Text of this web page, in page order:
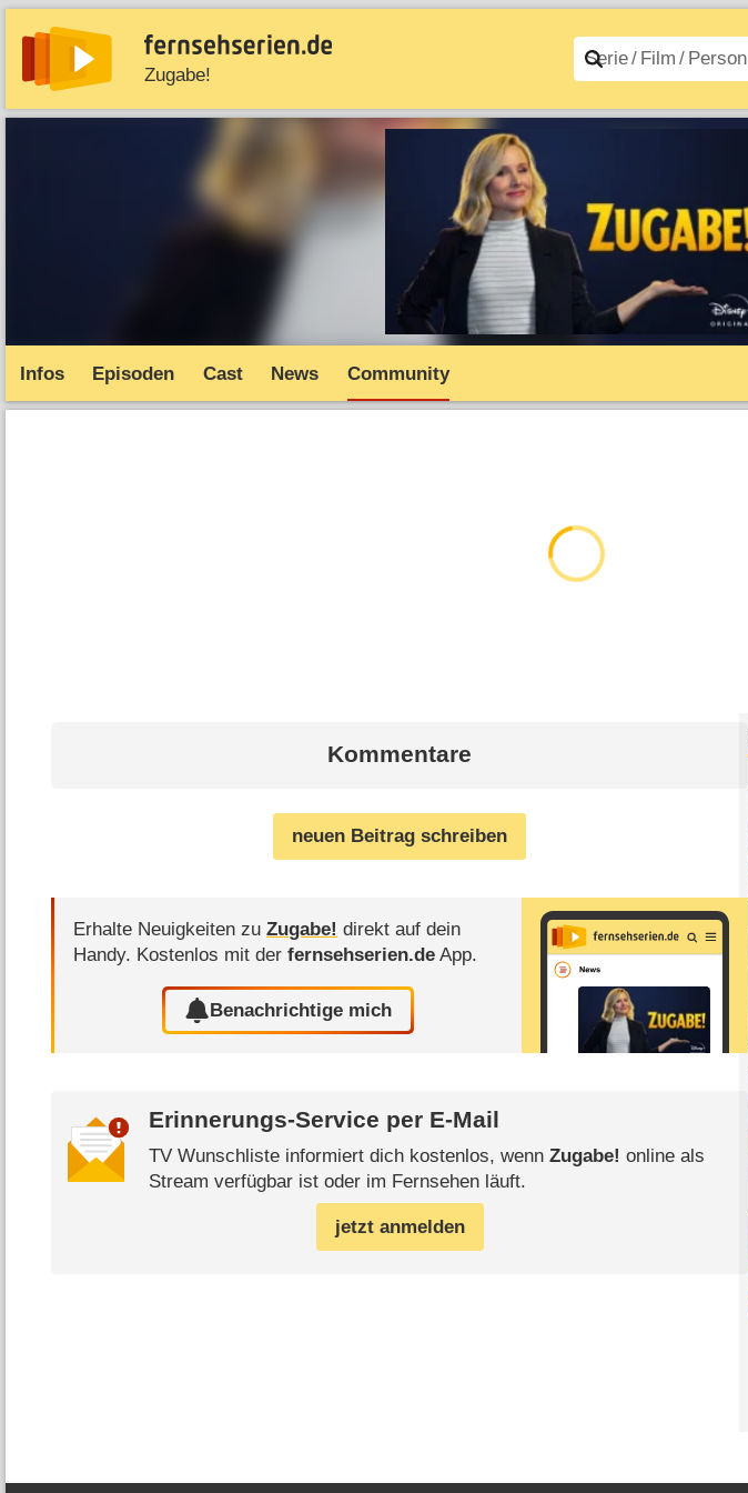
Zugabe!
News Entdecken Filme A–Z
Infos Episoden Cast News Community
Kommentare
neuen Beitrag schreiben
Erhalte Neuigkeiten zuZugabe! direkt auf dein
Handy. Kostenlos mit derfernsehserien.de App.
Benachrichtige mich
Erinnerungs-Service per E-Mail
TV Wunschliste informiert dich kostenlos, wenn Zugabe! online als
Stream verfügbar ist oder im Fernsehen läuft.
jetzt anmelden